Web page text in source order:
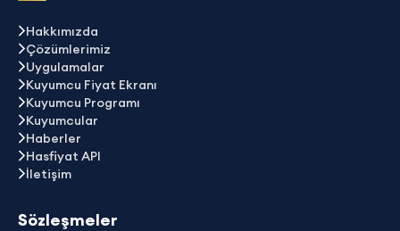
Hakkımızda
Çözümlerimiz
Uygulamalar
Kuyumcu Fiyat Ekranı
Kuyumcu Programı
Kuyumcular
Haberler
Hasfiyat API
İletişim
Sözleşmeler